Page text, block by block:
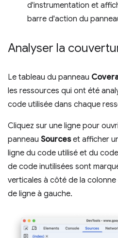
d'instrumentation et
barre d'action du
Analyser la
Le tableau du panneau
les ressources qui ont été
code utilisée dans chaque
Cliquez sur une ligne pour
panneau Sourceset afficher
ligne du code utilisé et du
de code inutilisées sont
verticales à côté de la
de ligne à gauche.